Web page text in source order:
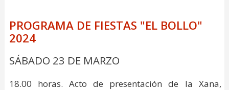
PROGRAMA DE FIESTAS "EL BOLLO"
2024
SÁBADO 23 DE MARZO
18.00 horas. Acto de presentación de la Xana,